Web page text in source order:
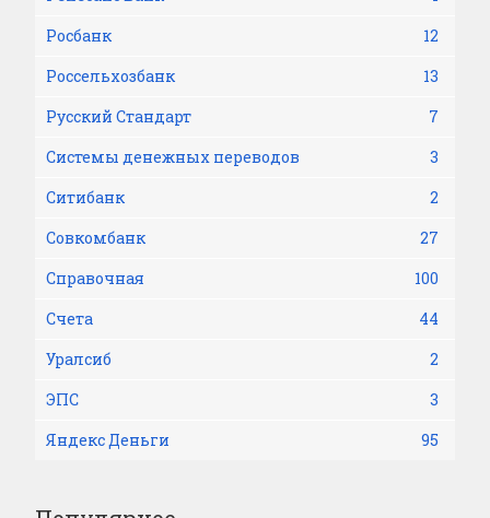
Росбанк
12
Россельхозбанк
13
Русский Стандарт
7
Системы денежных переводов
3
Ситибанк
2
Совкомбанк
27
Справочная
100
Счета
44
Уралсиб
2
ЭПС
3
Яндекс Деньги
95